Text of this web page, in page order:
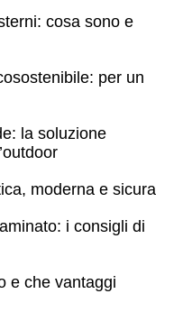
cosa sono e
per un
la soluzione
moderna e sicura
i consigli di
e che vantaggi